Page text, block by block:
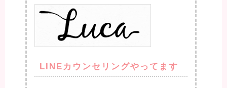
LINEカウンセリングやってます